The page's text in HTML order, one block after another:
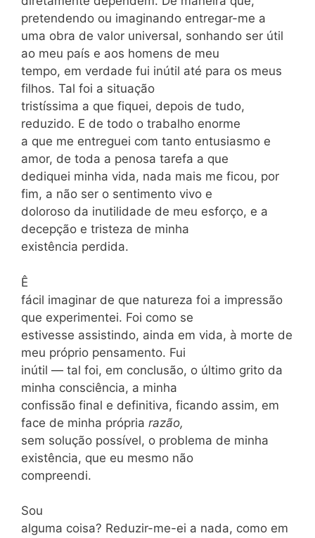
pretendendo ou imaginando entregar-me a
uma obra de valor universal, sonhando ser útil
ao meu país e aos homens de meu
tempo, em verdade fui inútil até para os meus
filhos. Tal foi a situação
tristíssima a que fiquei, depois de tudo,
reduzido. E de todo o trabalho enorme
a que me entreguei com tanto entusiasmo e
amor, de toda a penosa tarefa a que
dediquei minha vida, nada mais me ficou, por
fim, a não ser o sentimento vivo e
doloroso da inutilidade de meu esforço, e a
decepção e tristeza de minha
existência perdida.
Ê
fácil imaginar de que natureza foi a impressão
que experimentei. Foi como se
estivesse assistindo, ainda em vida, à morte de
meu próprio pensamento. Fui
inútil — tal foi, em conclusão, o último grito da
minha consciência, a minha
confissão final e definitiva, ficando assim, em
face de minha própria razão,
sem solução possível, o problema de minha
existência, que eu mesmo não
compreendi.
Sou
alguma coisa? Reduzir-me-ei a nada, como em